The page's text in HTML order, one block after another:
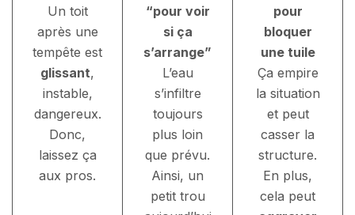
Un toit
après une
tempête est
glissant,
instable,
dangereux.
Donc,
laissez ça
aux pros.
“pour voir
si ça
s’arrange”
L’eau
s’infiltre
toujours
plus loin
que prévu.
Ainsi, un
petit trou
pour
bloquer
une tuile
Ça empire
la situation
et peut
casser la
structure.
En plus,
cela peut